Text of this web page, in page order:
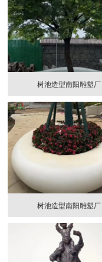
树池造型南阳雕塑厂
树池造型南阳雕塑厂